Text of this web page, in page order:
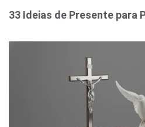
33 Ideias de Presente para